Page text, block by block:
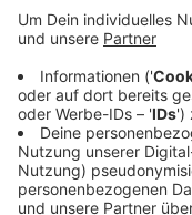
In Siegen-
Haushalte. Das
Landesamtes.
rund 37.000 Single-
waren es 17.000
Personen-
zugelegt, allerdings